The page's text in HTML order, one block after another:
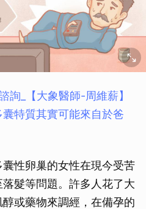
詢_【大象醫師-周維薪】
特質其實可能來自於爸
性卵巢的女性在現今受苦
髮等問題。許多人花了大
或藥物來調經，在備孕的